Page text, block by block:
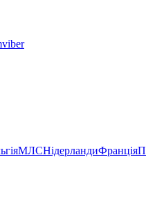
viber
МЛСНідерландиФранція